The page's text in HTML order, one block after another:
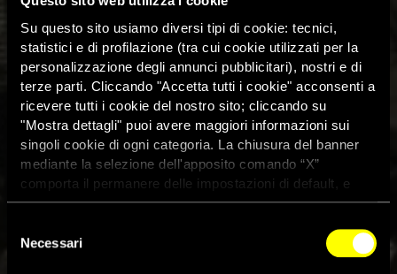
Su questo sito usiamo diversi tipi di cookie: tecnici,
statistici e di profilazione (tra cui cookie utilizzati per la
personalizzazione degli annunci pubblicitari), nostri e di
terze parti. Cliccando "Accetta tutti i cookie" acconsenti a
ricevere tutti i cookie del nostro sito; cliccando su
"Mostra dettagli" puoi avere maggiori informazioni sui
singoli cookie di ogni categoria. La chiusura del banner
mediante la selezione dell'apposito comando “X”
comporta il permanere delle impostazioni di default, e
dunque la continuazione della navigazione con i cookie
dei cookie attivi sul sito clicca
delNecessari